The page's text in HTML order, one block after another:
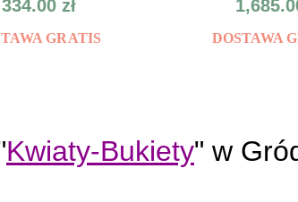
334.00 zł
GRATIS DOSTAWA
Kwiaty-Bukiety" w